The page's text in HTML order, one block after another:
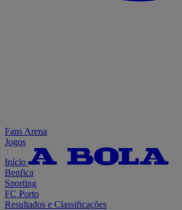
Fans Arena
Jogos
Início
Benfica
Sporting
FC Porto
Resultados e Classificações